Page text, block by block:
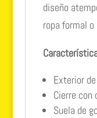
diseño
ropa formal o
Exterior
Cierre con
Suela de